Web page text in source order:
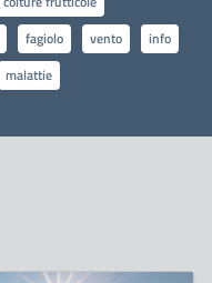
fagiolo vento
info
malattie